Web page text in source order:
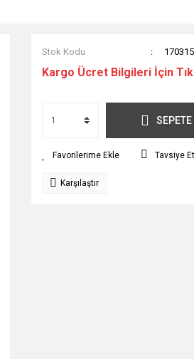
Stok Kodu
Kargo Ücret Bilgileri İçin
SEPETE
Tavsiye Et
Karşılaştır